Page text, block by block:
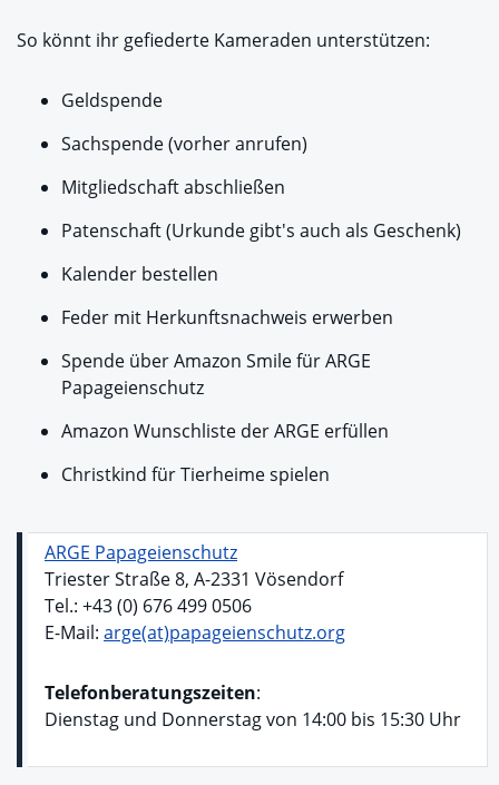
So könnt ihr gefiederte Kameraden unterstützen:
Geldspende
Sachspende (vorher anrufen)
Mitgliedschaft abschließen
Patenschaft (Urkunde gibt's auch als Geschenk)
Kalender bestellen
Feder mit Herkunftsnachweis erwerben
Spende über Amazon Smile für ARGE
Papageienschutz
Amazon Wunschliste der ARGE erfüllen
Christkind für Tierheime spielen
ARGE Papageienschutz
Triester Straße 8, A-2331 Vösendorf
Tel.: +43 (0) 676 499 0506
E-Mail: arge(at)papageienschutz.org
Telefonberatungszeiten:
Dienstag und Donnerstag von 14:00 bis 15:30 Uhr